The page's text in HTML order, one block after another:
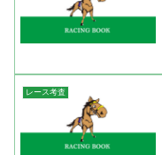
レース考査